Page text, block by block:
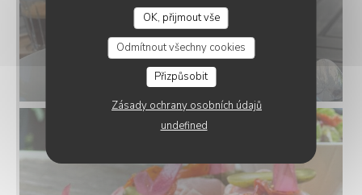
OK, přijmout vše
Odmítnout všechny cookies
Přizpůsobit
Zásady ochrany osobních údajů
undefined